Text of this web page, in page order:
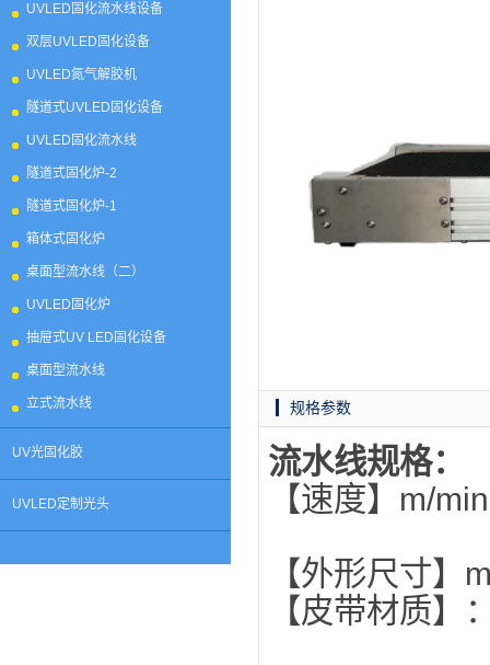
UVLED固化流水线设备
双层UVLED固化设备
UVLED氮气解胶机
隧道式UVLED固化设备
UVLED固化流水线
隧道式固化炉-2
隧道式固化炉-1
箱体式固化炉
桌面型流水线（二）
UVLED固化炉
抽屉式UV LED固化设备
桌面型流水线
立式流水线
UV光固化胶
UVLED定制光头
规格参数
流水线规格：
【速
【外形尺寸】
【皮带材